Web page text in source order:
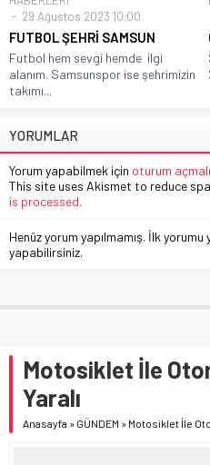
29 Ağustos 2023 10:00
FUTBOL ŞEHRİ SAMSUN
Futbol hem sevgi hemde ilgi
alanım. Samsunspor ise şehrimizin
takımı...
YORUMLAR
Yorum yapabilmek için oturum
This site uses Akismet to reduce
is processed.
Henüz yorum yapılmamış. İlk yorumu
yapabilirsiniz.
Motosiklet İle
Yaralı
Anasayfa » GÜNDEM » Motosiklet İle